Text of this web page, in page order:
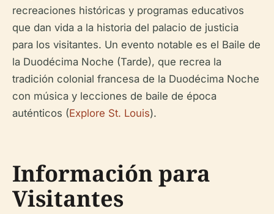
recreaciones históricas y programas educativos
que dan vida a la historia del palacio de justicia
para los visitantes. Un evento notable es el Baile de
la Duodécima Noche (Tarde), que recrea la
tradición colonial francesa de la Duodécima Noche
con música y lecciones de baile de época
auténticos (Explore St. Louis).
Información para
Visitantes